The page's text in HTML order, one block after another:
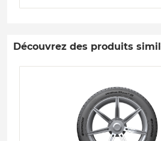
Découvrez des produits